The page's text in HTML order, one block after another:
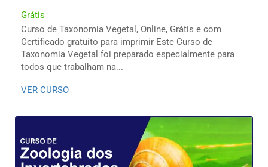
Grátis
Curso de Taxonomia Vegetal, Online, Grátis e com
Certificado gratuito para imprimir Este Curso de
Taxonomia Vegetal foi preparado especialmente para
todos que trabalham na...
VER CURSO